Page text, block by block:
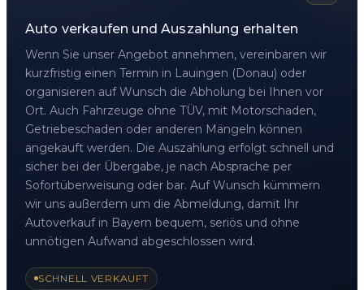
Auto verkaufen und Auszahlung erhalten
Wenn Sie unser Angebot annehmen, vereinbaren wir
kurzfristig einen Termin in Lauingen (Donau) oder
organisieren auf Wunsch die Abholung bei Ihnen vor
Ort. Auch Fahrzeuge ohne TÜV, mit Motorschaden,
Getriebeschaden oder anderen Mängeln können
angekauft werden. Die Auszahlung erfolgt schnell und
sicher bei der Übergabe, je nach Absprache per
Sofortüberweisung oder bar. Auf Wunsch kümmern
wir uns außerdem um die Abmeldung, damit Ihr
Autoverkauf in Bayern bequem, seriös und ohne
unnötigen Aufwand abgeschlossen wird.
SCHNELL VERKAUFT